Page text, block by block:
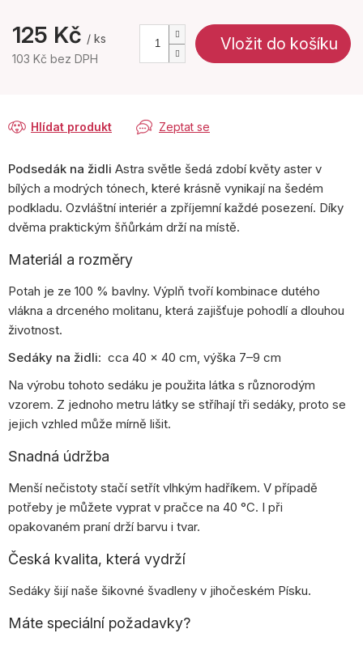
125 Kč / ks
103 Kč bez DPH
Vložit do košíku
Zeptat se
Hlídat produkt
Podsedák na židli Astra světle šedá zdobí květy aster v
bílých a modrých tónech, které krásně vynikají na šedém
podkladu. Ozvláštní interiér a zpříjemní každé posezení. Díky
dvěma praktickým šňůrkám drží na místě.
Materiál a rozměry
Potah je ze 100 % bavlny. Výplň tvoří kombinace dutého
vlákna a drceného molitanu, která zajišťuje pohodlí a dlouhou
životnost.
Sedáky na židli: cca 40 × 40 cm, výška 7–9 cm
Na výrobu tohoto sedáku je použita látka s různorodým
vzorem. Z jednoho metru látky se stříhají tři sedáky, proto se
jejich vzhled může mírně lišit.
Snadná údržba
Menší nečistoty stačí setřít vlhkým hadříkem. V případě
potřeby je můžete vyprat v pračce na 40 °C. I při
opakovaném praní drží barvu i tvar.
Česká kvalita, která vydrží
Sedáky šijí naše šikovné švadleny v jihočeském Písku.
Máte speciální požadavky?